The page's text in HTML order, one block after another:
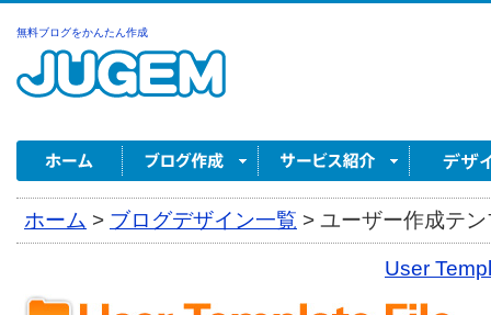
無料ブログをかんたん作成
ホーム > ブログデザイン一覧 > ユーザー作成テ
User